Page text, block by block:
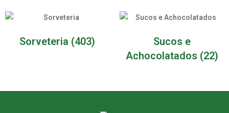
Sorveteria (403)
Sucos e
Achocolatados (22)